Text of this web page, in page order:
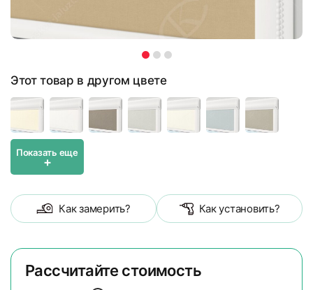
Этот товар в другом цвете
Показать еще
+
Как замерить? Как установить?
Рассчитайте стоимость